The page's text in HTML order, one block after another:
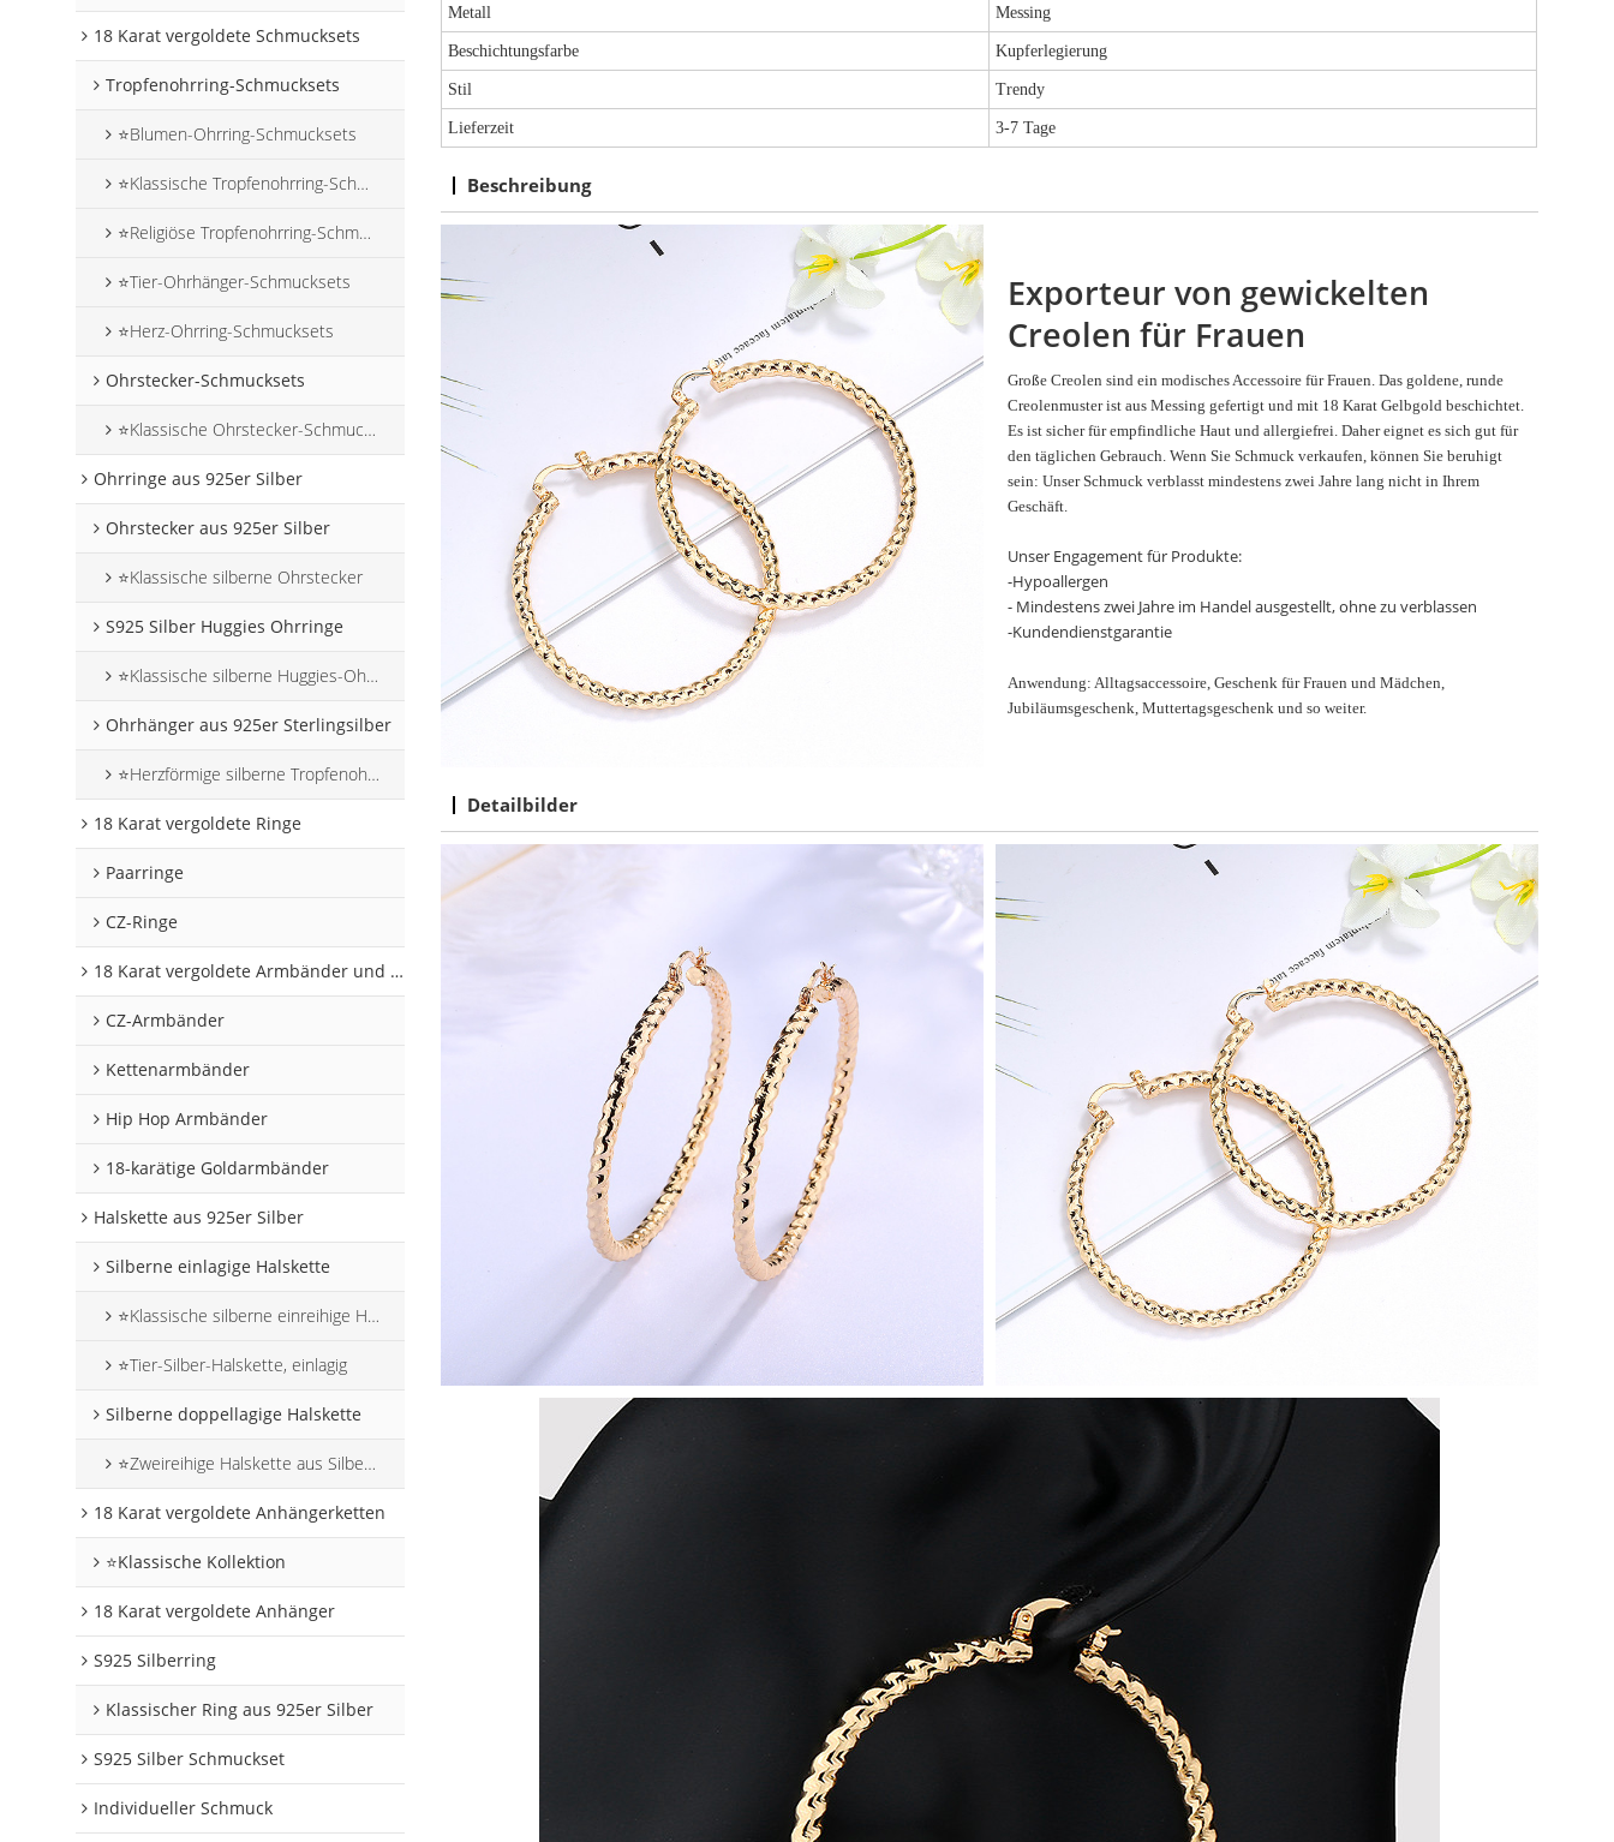
18 Karat vergoldete Schmucksets
Tropfenohrring-Schmucksets
⭐Blumen-Ohrring-Schmucksets
⭐Klassische Tropfenohrring-Schmucksets
⭐Religiöse Tropfenohrring-Schmucksets
⭐Tier-Ohrhänger-Schmucksets
⭐Herz-Ohrring-Schmucksets
Ohrstecker-Schmucksets
⭐Klassische Ohrstecker-Schmucksets
Ohrringe aus 925er Silber
Ohrstecker aus 925er Silber
⭐Klassische silberne Ohrstecker
S925 Silber Huggies Ohrringe
⭐Klassische silberne Huggies-Ohrringe
Ohrhänger aus 925er Sterlingsilber
⭐Herzförmige silberne Tropfenohrringe
18 Karat vergoldete Ringe
Paarringe
CZ-Ringe
18 Karat vergoldete Armbänder und Armreifen
CZ-Armbänder
Kettenarmbänder
Hip Hop Armbänder
18-karätige Goldarmbänder
Halskette aus 925er Silber
Silberne einlagige Halskette
⭐Klassische silberne einreihige Halskette
⭐Tier-Silber-Halskette, einlagig
Silberne doppellagige Halskette
⭐Zweireihige Halskette aus Silber mit Tiermotiven
18 Karat vergoldete Anhängerketten
⭐Klassische Kollektion
18 Karat vergoldete Anhänger
S925 Silberring
Klassischer Ring aus 925er Silber
S925 Silber Schmuckset
Individueller Schmuck
Metall Messing
Beschichtungsfarbe Kupferlegierung
Stil Trendy
Lieferzeit 3-7 Tage
Beschreibung
Exporteur von gewickelten
Creolen für Frauen
Große Creolen sind ein modisches Accessoire für Frauen. Das goldene, runde
Creolenmuster ist aus Messing gefertigt und mit 18 Karat Gelbgold beschichtet.
Es ist sicher für empfindliche Haut und allergiefrei. Daher eignet es sich gut für
den täglichen Gebrauch. Wenn Sie Schmuck verkaufen, können Sie beruhigt
sein: Unser Schmuck verblasst mindestens zwei Jahre lang nicht in Ihrem
Geschäft.
Unser Engagement für Produkte:
-Hypoallergen
- Mindestens zwei Jahre im Handel ausgestellt, ohne zu verblassen
-Kundendienstgarantie
Anwendung: Alltagsaccessoire, Geschenk für Frauen und Mädchen,
Jubiläumsgeschenk, Muttertagsgeschenk und so weiter.
Detailbilder